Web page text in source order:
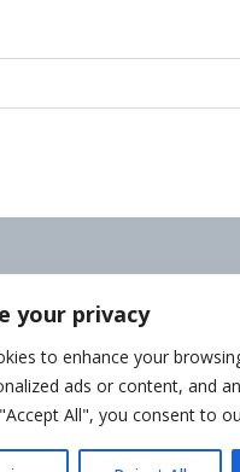
your privacy
to enhance your
ads or content, and
All", you consent to